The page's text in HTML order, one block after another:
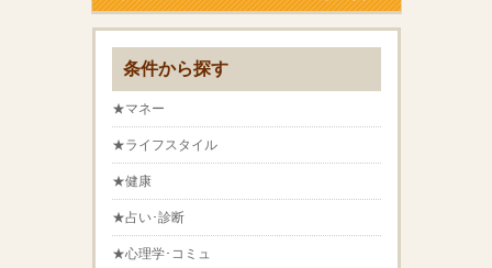
条件から探す
★マネー
★ライフスタイル
★健康
★占い･診断
★心理学･コミュ